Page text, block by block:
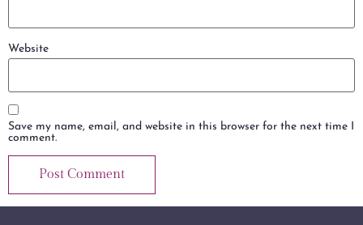
Website
Save my name, email, and website in this browser for the next time I
comment.